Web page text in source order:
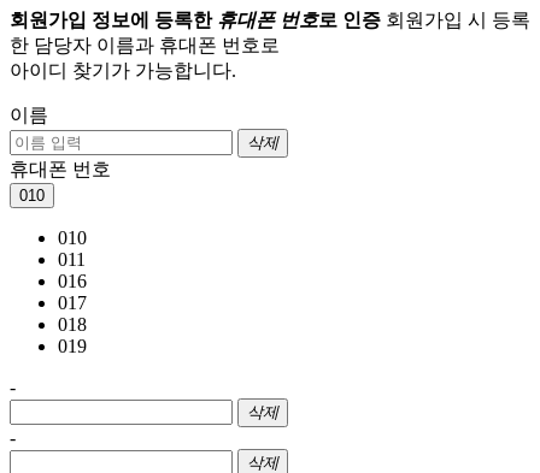
회원가입 정보에 등록한 휴대폰 번호로 인증 회원가입 시 등록
한 담당자 이름과 휴대폰 번호로
아이디 찾기가 가능합니다.
이름
삭제
휴대폰 번호
010
010
011
016
017
018
019
-
삭제
-
삭제